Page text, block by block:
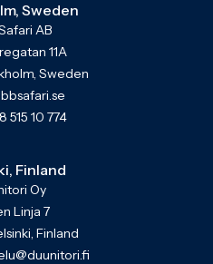
Sweden
AB
11A
Sweden
515 10 774
Finland
Oy
Linja 7
Finland